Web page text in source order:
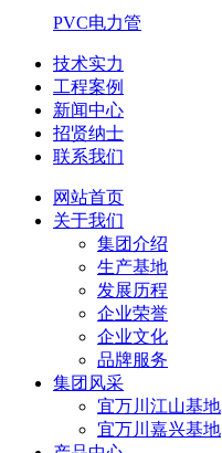
PVC电力管
技术实力
工程案例
新闻中心
招贤纳士
联系我们
网站首页
关于我们
集团介绍
生产基地
发展历程
企业荣誉
企业文化
品牌服务
集团风采
宜万川江山基地
宜万川嘉兴基地